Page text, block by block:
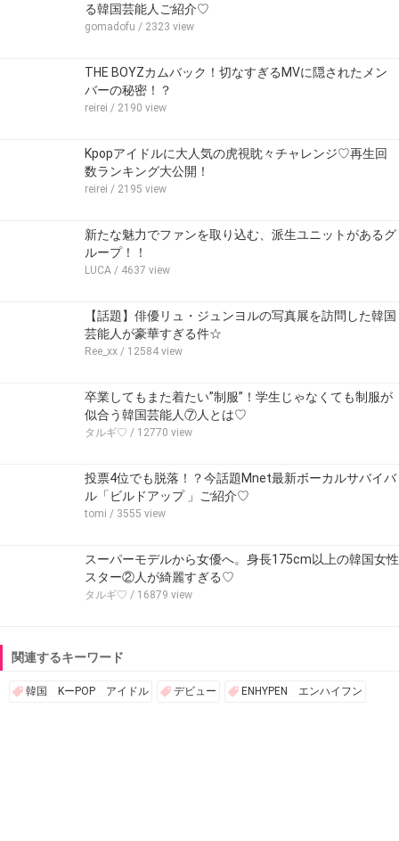
る韓国芸能人ご紹介♡
gomadofu / 2323 view
THE BOYZカムバック！切なすぎるMVに隠されたメン
バーの秘密！？
reirei / 2190 view
Kpopアイドルに大人気の虎視眈々チャレンジ♡再生回
数ランキング大公開！
reirei / 2195 view
新たな魅力でファンを取り込む、派生ユニットがあるグ
ループ！！
LUCA / 4637 view
【話題】俳優リュ・ジュンヨルの写真展を訪問した韓国
芸能人が豪華すぎる件☆
Ree_xx / 12584 view
卒業してもまた着たい”制服”！学生じゃなくても制服が
似合う韓国芸能人⑦人とは♡
タルギ♡ / 12770 view
投票4位でも脱落！？今話題Mnet最新ボーカルサバイバ
ル「ビルドアップ 」ご紹介♡
tomi / 3555 view
スーパーモデルから女優へ。身長175cm以上の韓国女性
スター②人が綺麗すぎる♡
タルギ♡ / 16879 view
関連するキーワード
韓国 KーPOP アイドル デビュー ENHYPEN エンハイフン